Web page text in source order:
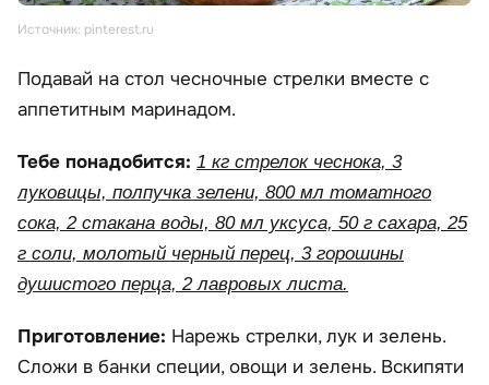
Источник: pinterest.ru
Подавай на стол чесночные стрелки вместе с
аппетитным маринадом.
Тебе понадобится: 1 кг стрелок чеснока, 3
луковицы, полпучка зелени, 800 мл томатного
сока, 2 стакана воды, 80 мл уксуса, 50 г сахара, 25
г соли, молотый черный перец, 3 горошины
душистого перца, 2 лавровых листа.
Приготовление: Нарежь стрелки, лук и зелень.
Сложи в банки специи, овощи и зелень. Вскипяти